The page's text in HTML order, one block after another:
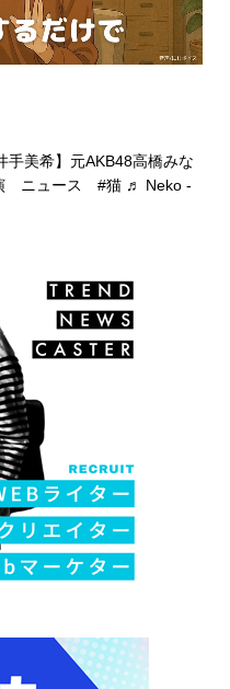
手美希】元AKB48高橋みな
ニュース #猫 ♬ Neko -